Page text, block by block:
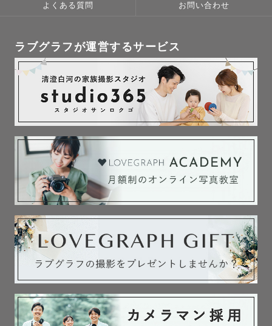
よくある質問 お問い合わせ
ラブグラフが運営するサービス